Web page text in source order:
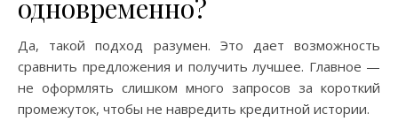
одновременно?
Да, такой подход разумен. Это дает возможность
сравнить предложения и получить лучшее. Главное —
не оформлять слишком много запросов за короткий
промежуток, чтобы не навредить кредитной истории.